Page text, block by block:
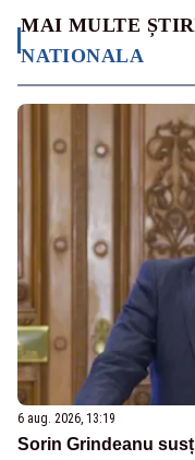
MAI MULTE
NATIONALA
6 aug. 2026, 13:19
Sorin Grindeanu